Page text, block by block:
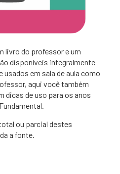
livro do professor e um
disponíveis integralmente
usados em sala de aula como
aqui você também
dicas de uso para os anos
ou parcial destes
a fonte.